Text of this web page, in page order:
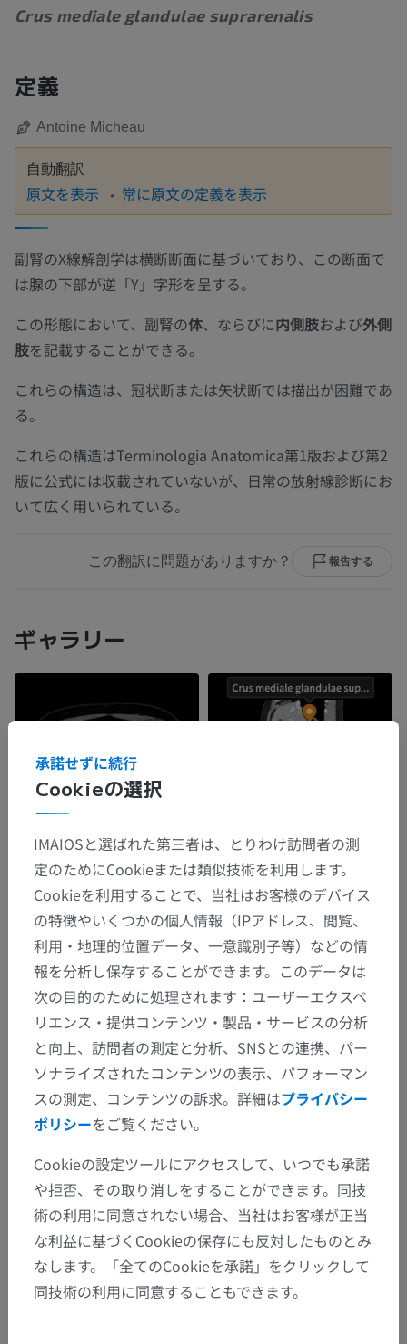
Crus mediale glandulae suprarenalis
定義
Antoine Micheau
自動翻訳
原文を表示 常に原文の定義を表示
副腎のX線解剖学は横断断面に基づいており、この断面で
は腺の下部が逆「Y」字形を呈する。
この形態において、副腎の体、ならびに内側肢および外側
肢を記載することができる。
これらの構造は、冠状断または矢状断では描出が困難であ
る。
これらの構造はTerminologia Anatomica第1版および第2
版に公式には収載されていないが、日常の放射線診断にお
いて広く用いられている。
この翻訳に問題がありますか？ 報告する
ギャラリー
解剖学的階層
人体解剖学2
人体> 統合系> 内分泌腺 > 副腎>
Crus mediale glandulae suprarenalis
下位構造：
この解剖学的部位には下位構造がありま
せん
Cookieの選択
承諾せずに続行
IMAIOSと選ばれた第三者は、とりわけ訪問者の測
定のためにCookieまたは類似技術を利用します。
Cookieを利用することで、当社はお客様のデバイス
の特徴やいくつかの個人情報（IPアドレス、閲覧、
利用・地理的位置データ、一意識別子等）などの情
報を分析し保存することができます。このデータは
次の目的のために処理されます：ユーザーエクスペ
リエンス・提供コンテンツ・製品・サービスの分析
と向上、訪問者の測定と分析、SNSとの連携、パー
ソナライズされたコンテンツの表示、パフォーマン
スの測定、コンテンツの訴求。詳細はプライバシー
ポリシーをご覧ください。
Cookieの設定ツールにアクセスして、いつでも承諾
や拒否、その取り消しをすることができます。同技
術の利用に同意されない場合、当社はお客様が正当
な利益に基づくCookieの保存にも反対したものとみ
なします。「全てのCookieを承諾」をクリックして
同技術の利用に同意することもできます。